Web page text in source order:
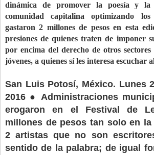
dinámica de promover la poesía y
comunidad capitalina optimizando
gastaron 2 millones de pesos en esta
presiones de quienes traten de imponer
por encima del derecho de otros
jóvenes, a quienes sí les interesa escuchar
San Luis Potosí, México. Lunes
2016 ● Administraciones
erogaron en el Festival de
millones de pesos tan solo en
2 artistas que no son
sentido de la palabra; de igual